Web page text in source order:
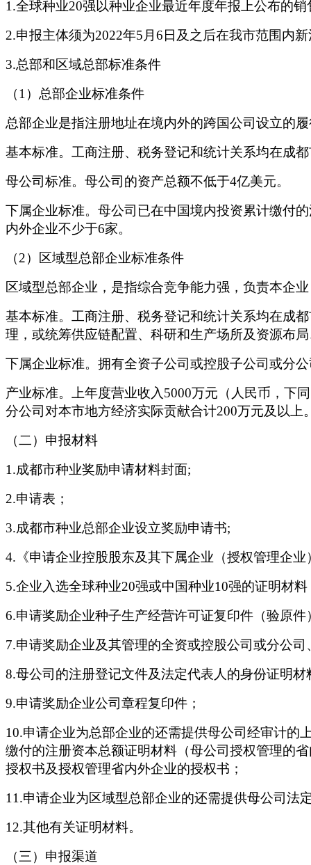
1.全球种业20强以种业企业最近年度年报上公布的
2.申报主体须为2022年5月6日及之后在我市范围内
3.总部和区域总部标准条件
（1）总部企业标准条件
总部企业是指注册地址在境内外的跨国公司设立的
基本标准。工商注册、税务登记和统计关系均在成
母公司标准。母公司的资产总额不低于4亿美元。
下属企业标准。母公司已在中国境内投资累计缴付
内外企业不少于6家。
（2）区域型总部企业标准条件
区域型总部企业，是指综合竞争能力强，负责本企
基本标准。工商注册、税务登记和统计关系均在成
理，或统筹供应链配置、科研和生产场所及资源布
下属企业标准。拥有全资子公司或控股子公司或分
产业标准。上年度营业收入 5000万元（人民币，下
分公司对本市地方经济实际贡献合计200万元及以上
（二）申报材料
1.成都市种业奖励申请材料封面;
2.申请表；
3.成都市种业总部企业设立奖励申请书;
4.《申请企业控股股东及其下属企业（授权管理企业
5.企业入选全球种业20强或中国种业10强的证明材料
6.申请奖励企业种子生产经营许可证复印件（验原件
7.申请奖励企业及其管理的全资或控股公司或分公
8.母公司的注册登记文件及法定代表人的身份证明材
9.申请奖励企业公司章程复印件；
10.申请企业为总部企业的还需提供母公司经审计的
缴付的注册资本总额证明材料（母公司授权管理的
授权书及授权管理省内外企业的授权书；
11.申请企业为区域型总部企业的还需提供母公司法
12.其他有关证明材料。
（三）申报渠道